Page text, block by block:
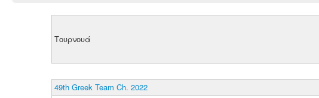
Τουρνουά
49th Greek Team Ch. 2022